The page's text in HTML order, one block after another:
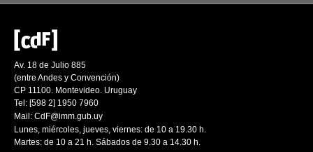
Av. 18 de Julio 885
(entre Andes y Convención)
CP 11100. Montevideo. Uruguay
Tel: [598 2] 1950 7960
Mail: CdF@imm.gub.uy
Lunes, miércoles, jueves, viernes: de 10 a 19.30 h.
Martes: de 10 a 21 h. Sábados de 9.30 a 14.30 h.